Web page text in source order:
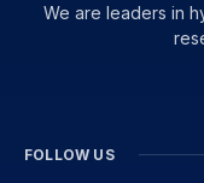
We are leaders in
FOLLOW US